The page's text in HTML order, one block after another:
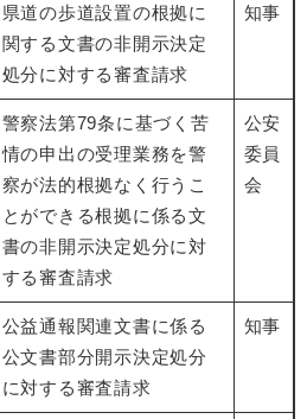
県道の歩道設置の根拠に
関する文書の非開示決定
処分に対する審査請求
知事
警察法第79条に基づく苦
情の申出の受理業務を警
察が法的根拠なく行うこ
とができる根拠に係る文
書の非開示決定処分に対
する審査請求
公安
委員
会
公益通報関連文書に係る
公文書部分開示決定処分
に対する審査請求
知事